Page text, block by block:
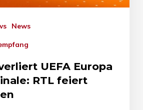
News
UEFA Europa
RTL feiert